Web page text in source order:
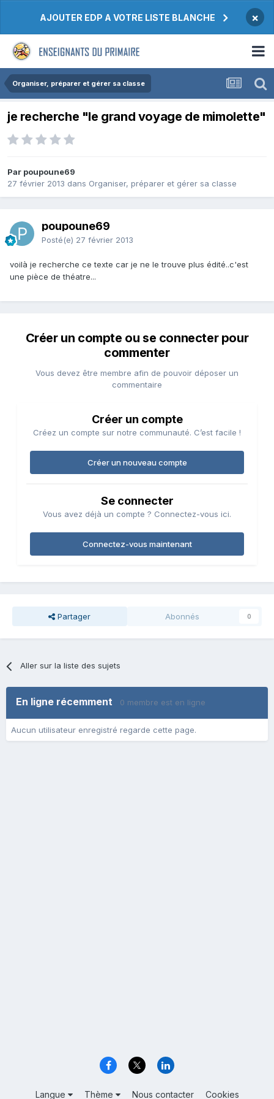
AJOUTER EDP A VOTRE LISTE BLANCHE ×
Organiser, préparer et gérer sa classe
je recherche "le grand voyage de mimolette"
Par poupoune69
27 février 2013 dans Organiser, préparer et gérer sa classe
poupoune69
Posté(e) 27 février 2013
voilà je recherche ce texte car je ne le trouve plus édité..c'est
une pièce de théatre...
Créer un compte ou se connecter pour
commenter
Vous devez être membre afin de pouvoir déposer un
commentaire
Créer un compte
Créez un compte sur notre communauté. C’est facile !
Créer un nouveau compte
Se connecter
Vous avez déjà un compte ? Connectez-vous ici.
Connectez-vous maintenant
Partager Abonnés 0
Aller sur la liste des sujets
En ligne récemment 0 membre est en ligne
Aucun utilisateur enregistré regarde cette page.
Langue Thème Nous contacter Cookies